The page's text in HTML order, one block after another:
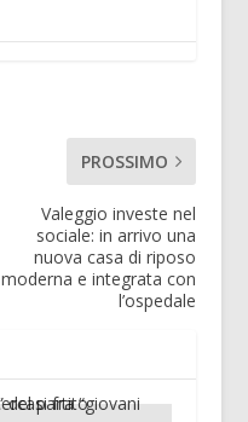
PROSSIMO
Valeggio investe nel
sociale: in arrivo una
nuova casa di riposo
moderna e integrata con
l’ospedale